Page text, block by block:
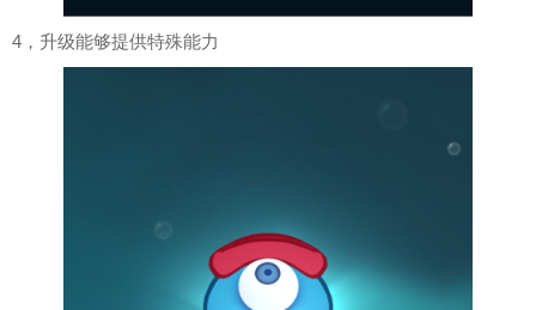
4，升级能够提供特殊能力